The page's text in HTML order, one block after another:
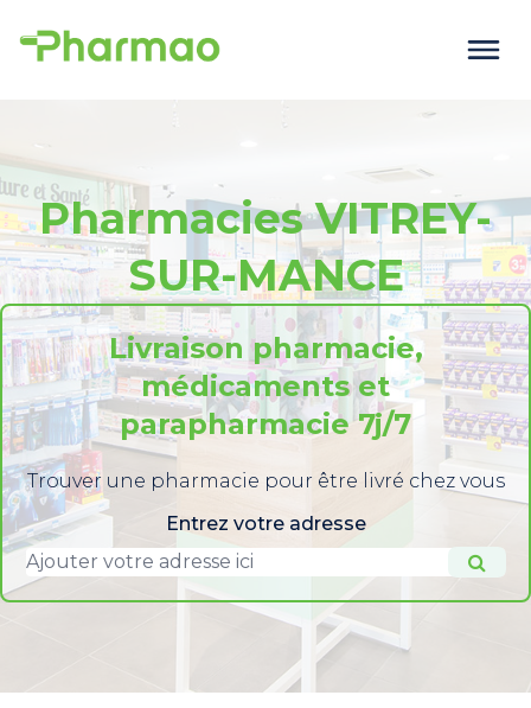
Pharmacies VITREY-
SUR-MANCE
Livraison pharmacie,
médicaments et
parapharmacie 7j/7
Trouver une pharmacie pour être livré chez vous
Entrez votre adresse